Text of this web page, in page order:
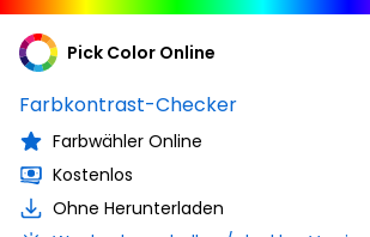
Pick Color Online
Farbkontrast-Checker
Farbwähler Online
Kostenlos
Ohne Herunterladen